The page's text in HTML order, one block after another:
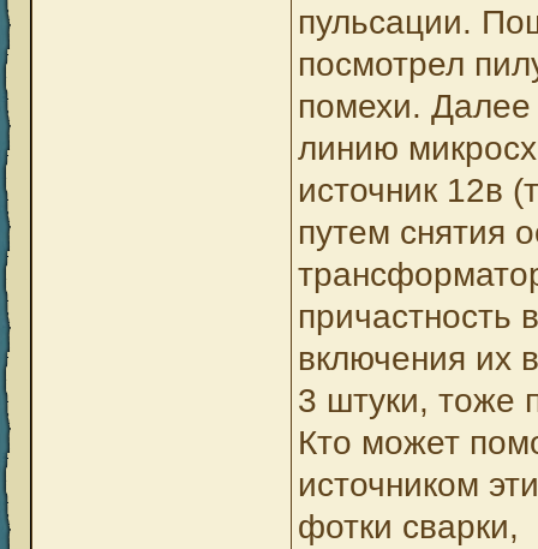
пульсации.
посмотрел
помехи.
линию
источник 12в
путем снятия
причастность
включения их
3 штуки, тоже
Кто может
источником
фотки сварки,